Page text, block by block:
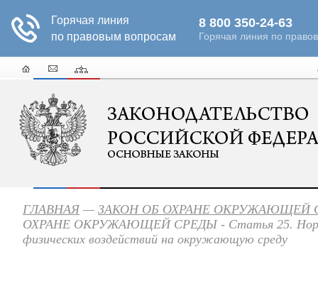
ГЛАВНАЯ— ЗАКОН ОБ ОХРАНЕ ОКРУЖАЮЩЕЙ
ОХРАНЕ ОКРУЖАЮЩЕЙ СРЕДЫ - Статья 25.
физических воздействий на окружающую среду